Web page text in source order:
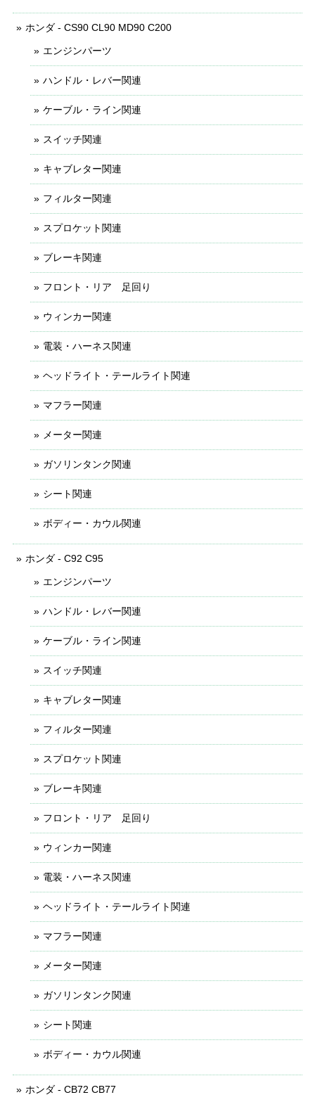
ホンダ - CS90 CL90 MD90 C200
エンジンパーツ
ハンドル・レバー関連
ケーブル・ライン関連
スイッチ関連
キャブレター関連
フィルター関連
スプロケット関連
ブレーキ関連
フロント・リア 足回り
ウィンカー関連
電装・ハーネス関連
ヘッドライト・テールライト関連
マフラー関連
メーター関連
ガソリンタンク関連
シート関連
ボディー・カウル関連
ホンダ - C92 C95
エンジンパーツ
ハンドル・レバー関連
ケーブル・ライン関連
スイッチ関連
キャブレター関連
フィルター関連
スプロケット関連
ブレーキ関連
フロント・リア 足回り
ウィンカー関連
電装・ハーネス関連
ヘッドライト・テールライト関連
マフラー関連
メーター関連
ガソリンタンク関連
シート関連
ボディー・カウル関連
ホンダ - CB72 CB77